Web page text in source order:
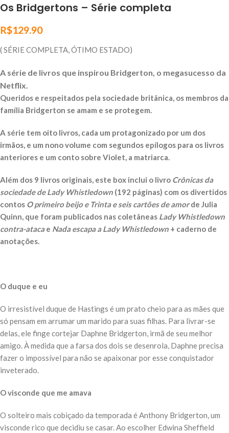
Os Bridgertons – Série completa
R$129.90
( SÉRIE COMPLETA, ÓTIMO ESTADO)
A série de livros que inspirou Bridgerton, o megasucesso da
Netflix.
Queridos e respeitados pela sociedade britânica, os membros da
família Bridgerton se amam e se protegem.
A série tem oito livros, cada um protagonizado por um dos
irmãos, e um nono volume com segundos epílogos para os livros
anteriores e um conto sobre Violet, a matriarca.
Além dos 9 livros originais, este box inclui o livro Crônicas da
sociedade de Lady Whistledown (192 páginas) com os divertidos
contos O primeiro beijo e Trinta e seis cartões de amorde Julia
Quinn, que foram publicados nas coletâneas Lady Whistledown
contra-atacae Nada escapa a Lady Whistledown + caderno de
anotações.
O duque e eu
O irresistível duque de Hastings é um prato cheio para as mães que
só pensam em arrumar um marido para suas filhas. Para livrar-se
delas, ele finge cortejar Daphne Bridgerton, irmã de seu melhor
amigo. À medida que a farsa dos dois se desenrola, Daphne precisa
fazer o impossível para não se apaixonar por esse conquistador
inveterado.
O visconde que me amava
O solteiro mais cobiçado da temporada é Anthony Bridgerton, um
visconde rico que decidiu se casar. Ao escolher Edwina Sheffield